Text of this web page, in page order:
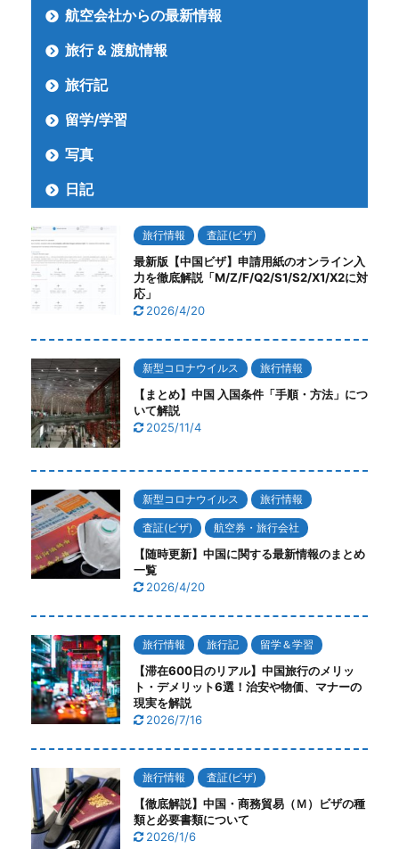
航空会社からの最新情報
旅行 & 渡航情報
旅行記
留学/学習
写真
日記
旅行情報 査証(ビザ)
最新版【中国ビザ】申請用紙のオンライン入
力を徹底解説「M/Z/F/Q2/S1/S2/X1/X2に対
応」
2026/4/20
新型コロナウイルス 旅行情報
【まとめ】中国 入国条件「手順・方法」につ
いて解説
2025/11/4
新型コロナウイルス 旅行情報
査証(ビザ) 航空券・旅行会社
【随時更新】中国に関する最新情報のまとめ
一覧
2026/4/20
旅行情報 旅行記 留学＆学習
【滞在600日のリアル】中国旅行のメリッ
ト・デメリット6選！治安や物価、マナーの
現実を解説
2026/7/16
旅行情報 査証(ビザ)
【徹底解説】中国・商務貿易（Ｍ）ビザの種
類と必要書類について
2026/1/6